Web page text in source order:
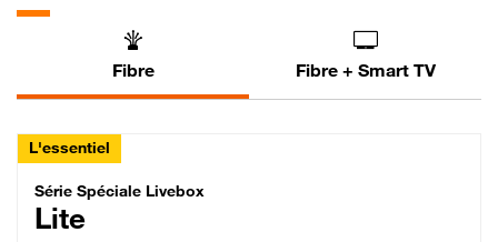
Fibre Fibre + Smart TV
L'essentiel
Série Spéciale Livebox Lite Fibre
Série Spéciale Livebox
Lite